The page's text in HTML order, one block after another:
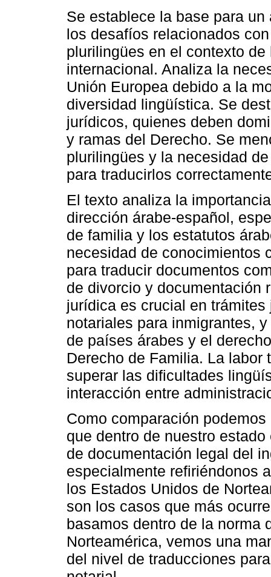
Se establece la base para
los desafíos relacionados
plurilingües en el contexto
internacional. Analiza la
Unión Europea debido a la
diversidad lingüística. Se
jurídicos, quienes deben
y ramas del Derecho. Se
plurilingües y la necesidad
para traducirlos
El texto analiza la
dirección árabe-español,
de familia y los estatutos
necesidad de conocimientos
para traducir documentos
de divorcio y documentación
jurídica es crucial en
notariales para inmigrantes,
de países árabes y el
Derecho de Familia. La
superar las dificultades
interacción entre
Como comparación
que dentro de nuestro
de documentación legal del
especialmente refiriéndonos
los Estados Unidos de
son los casos que más
basamos dentro de la norma
Norteamérica, vemos una
del nivel de traducciones